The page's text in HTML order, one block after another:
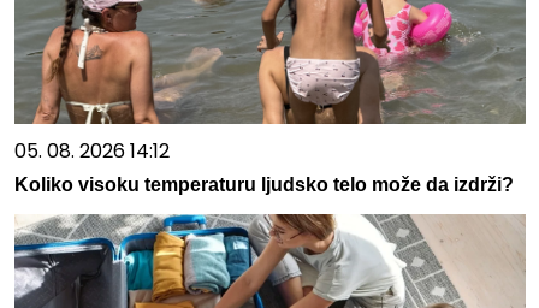
05. 08. 2026 14:12
Koliko visoku temperaturu ljudsko telo može da izdrži?